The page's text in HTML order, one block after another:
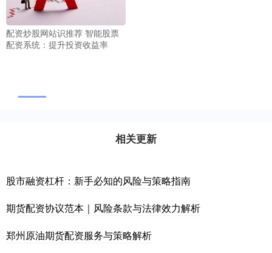
配资炒股网站识推荐 智能股票
配资系统：提升投资收益率
相关更新
股市融资杠杆：新手必知的风险与策略指南
期货配资协议范本｜风险条款与法律效力解析
郑州原油期货配资服务与策略解析